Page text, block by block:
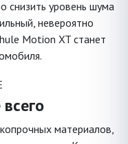
снизить уровень шума
невероятно
Motion XT станет
материалов,